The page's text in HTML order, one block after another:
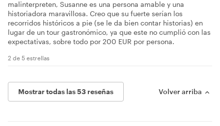
malinterpreten, Susanne es una persona amable y una
historiadora maravillosa. Creo que su fuerte serían los
recorridos históricos a pie (se le da bien contar historias) en
lugar de un tour gastronómico, ya que este no cumplió con las
expectativas, sobre todo por 200 EUR por persona.
2 de 5 estrellas
Mostrar todas las 53 reseñas Volver arriba